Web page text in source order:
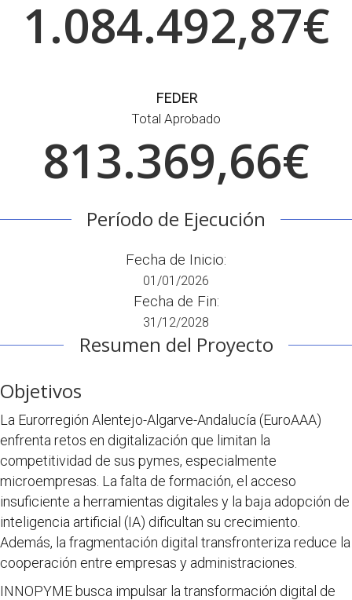
1.084.492,87€
FEDER
Total Aprobado
813.369,66€
Período de Ejecución
Fecha de Inicio:
01/01/2026
Fecha de Fin:
31/12/2028
Resumen del Proyecto
Objetivos
La Eurorregión Alentejo-Algarve-Andalucía (EuroAAA)
enfrenta retos en digitalización que limitan la
competitividad de sus pymes, especialmente
microempresas. La falta de formación, el acceso
insuficiente a herramientas digitales y la baja adopción de
inteligencia artificial (IA) dificultan su crecimiento.
Además, la fragmentación digital transfronteriza reduce la
cooperación entre empresas y administraciones.
INNOPYME busca impulsar la transformación digital de